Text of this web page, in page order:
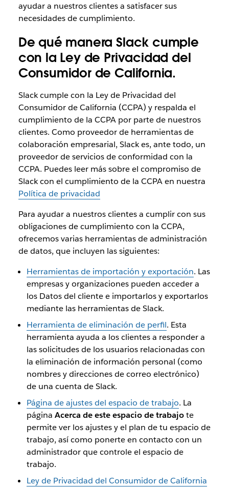
ayudar a nuestros clientes a satisfacer sus
necesidades de cumplimiento.
De qué manera Slack cumple
con la Ley de Privacidad del
Consumidor de California.
Slack cumple con la Ley de Privacidad del
Consumidor de California (CCPA) y respalda el
cumplimiento de la CCPA por parte de nuestros
clientes. Como proveedor de herramientas de
colaboración empresarial, Slack es, ante todo, un
proveedor de servicios de conformidad con la
CCPA. Puedes leer más sobre el compromiso de
Slack con el cumplimiento de la CCPA en nuestra
Política de privacidad
Para ayudar a nuestros clientes a cumplir con sus
obligaciones de cumplimiento con la CCPA,
ofrecemos varias herramientas de administración
de datos, que incluyen las siguientes:
Herramientas de importación y exportación. Las
empresas y organizaciones pueden acceder a
los Datos del cliente e importarlos y exportarlos
mediante las herramientas de Slack.
Herramienta de eliminación de perfil. Esta
herramienta ayuda a los clientes a responder a
las solicitudes de los usuarios relacionadas con
la eliminación de información personal (como
nombres y direcciones de correo electrónico)
de una cuenta de Slack.
Página de ajustes del espacio de trabajo. La
página Acerca de este espacio de trabajote
permite ver los ajustes y el plan de tu espacio de
trabajo, así como ponerte en contacto con un
administrador que controle el espacio de
trabajo.
Ley de Privacidad del Consumidor de California